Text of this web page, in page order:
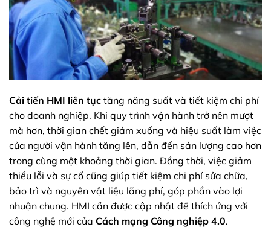
Cải tiến HMI liên tục tăng năng suất và tiết kiệm chi phí
cho doanh nghiệp. Khi quy trình vận hành trở nên mượt
mà hơn, thời gian chết giảm xuống và hiệu suất làm việc
của người vận hành tăng lên, dẫn đến sản lượng cao hơn
trong cùng một khoảng thời gian. Đồng thời, việc giảm
thiểu lỗi và sự cố cũng giúp tiết kiệm chi phí sửa chữa,
bảo trì và nguyên vật liệu lãng phí, góp phần vào lợi
nhuận chung. HMI cần được cập nhật để thích ứng với
công nghệ mới của Cách mạng Công nghiệp 4.0.